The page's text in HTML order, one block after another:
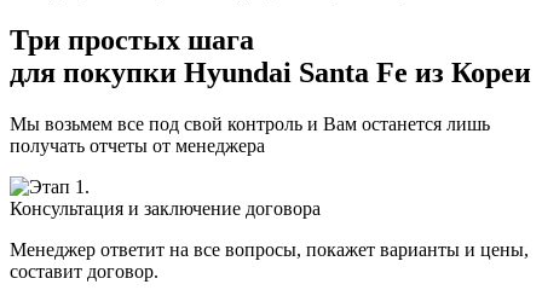
Три простых шага
для покупки Hyundai Santa Fe из Кореи
Мы возьмем все под свой контроль и Вам останется лишь
получать отчеты от менеджера
Консультация и заключение договора
Менеджер ответит на все вопросы, покажет варианты и цены,
составит договор.